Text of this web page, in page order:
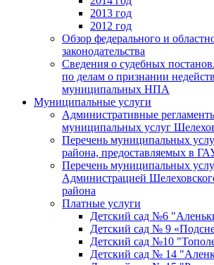
2013 год
2012 год
Обзор федерального и
законодательства
Сведения о судебных
по делам о признании
муниципальных НПА
Муниципальные услуги
Административные
муниципальных услуг
Перечень муниципальных
района, предоставляемых в
Перечень муниципальных
Администрацией
района
Платные услуги
Детский сад №6
Детский сад № 9
Детский сад №10
Детский сад № 14